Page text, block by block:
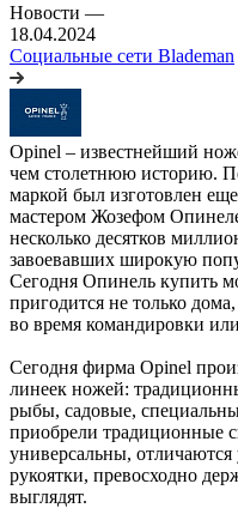
Новости —
18.04.2024
Социальные сети Blademan
Opinel – известнейший
чем столетнюю историю.
маркой был изготовлен
мастером Жозефом
несколько десятков
завоевавших широкую
Сегодня Опинель купить
пригодится не только
во время командировки
Сегодня фирма Opinel
линеек ножей:
рыбы, садовые,
приобрели традиционные
универсальны,
рукоятки, превосходно
выглядят.